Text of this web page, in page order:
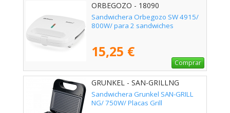
ORBEGOZO - 18090
Sandwichera Orbegozo SW 4915/
800W/ para 2 sandwiches
15,25 €
Comprar
GRUNKEL - SAN-GRILLNG
Sandwichera Grunkel SAN-GRILL
NG/ 750W/ Placas Grill